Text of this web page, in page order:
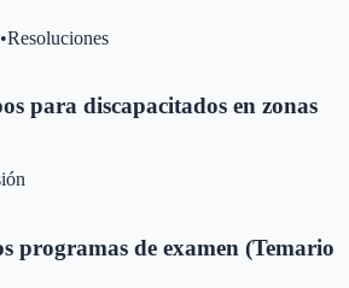
•Resoluciones
para discapacitados en zonas
programas de examen (Temario